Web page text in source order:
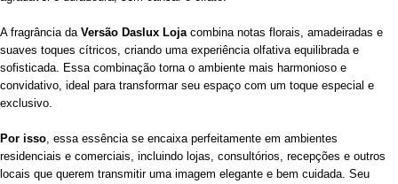
A fragrância da Versão Daslux Lojacombina notas florais, amadeiradas e
suaves toques cítricos, criando uma experiência olfativa equilibrada e
sofisticada. Essa combinação torna o ambiente mais harmonioso e
convidativo, ideal para transformar seu espaço com um toque especial e
exclusivo.
Por isso, essa essência se encaixa perfeitamente em ambientes
residenciais e comerciais, incluindo lojas, consultórios, recepções e outros
locais que querem transmitir uma imagem elegante e bem cuidada. Seu